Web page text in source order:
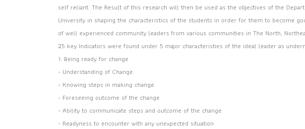
self reliant. The Result of this research will then be used as the objectives of the
University in shaping the characteristics of the students in order for them to become
of well experienced community leaders from various communities in The North,
25 key Indicators were found under 5 major characteristies of the ideal leader as
1. Being ready for change
- Understanding of Change
- Knowing steps in making change
- Foreseeing outcome of the change
- Ability to communicate steps and outcome of the change
- Readyness to encounter with any unexpected situation